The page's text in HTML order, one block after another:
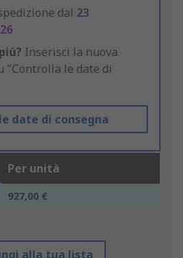
dal 23
Inserisci la nuova
"Controlla le date di
date di consegna
Per unità
927,00 €
alla tua lista